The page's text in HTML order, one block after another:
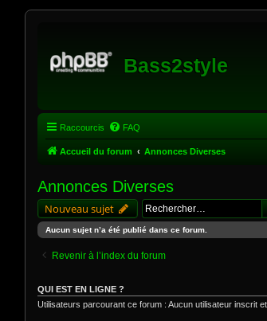
Bass2style
Raccourcis FAQ
Accueil du forum Annonces Diverses
Annonces Diverses
Nouveau sujet
Aucun sujet n’a été publié dans ce forum.
Revenir à l’index du forum
QUI EST EN LIGNE ?
Utilisateurs parcourant ce forum : Aucun utilisateur inscrit